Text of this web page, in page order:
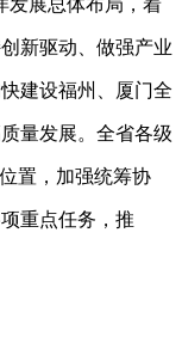
新驱动、做强产业
建设福州、厦门全
量发展。全省各级
置，加强统筹协
重点任务，推